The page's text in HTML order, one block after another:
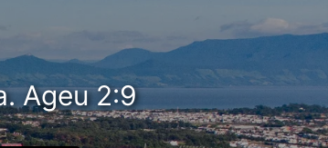
Ageu 2:9